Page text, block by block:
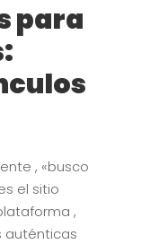
para
, «busco
el sitio
,
auténticas